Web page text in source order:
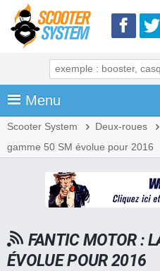
Menu
Scooter System Deux-roues
gamme 50 SM évolue pour 2016
FANTIC MOTOR :
ÉVOLUE POUR 2016